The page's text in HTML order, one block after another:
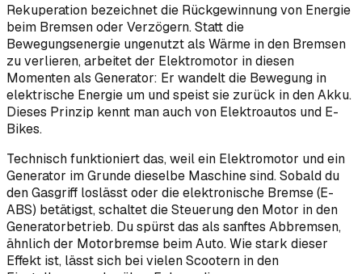
Rekuperation bezeichnet die Rückgewinnung von Energie
beim Bremsen oder Verzögern. Statt die
Bewegungsenergie ungenutzt als Wärme in den Bremsen
zu verlieren, arbeitet der Elektromotor in diesen
Momenten als Generator: Er wandelt die Bewegung in
elektrische Energie um und speist sie zurück in den Akku.
Dieses Prinzip kennt man auch von Elektroautos und E-
Bikes.
Technisch funktioniert das, weil ein Elektromotor und ein
Generator im Grunde dieselbe Maschine sind. Sobald du
den Gasgriff loslässt oder die elektronische Bremse (E-
ABS) betätigst, schaltet die Steuerung den Motor in den
Generatorbetrieb. Du spürst das als sanftes Abbremsen,
ähnlich der Motorbremse beim Auto. Wie stark dieser
Effekt ist, lässt sich bei vielen Scootern in den